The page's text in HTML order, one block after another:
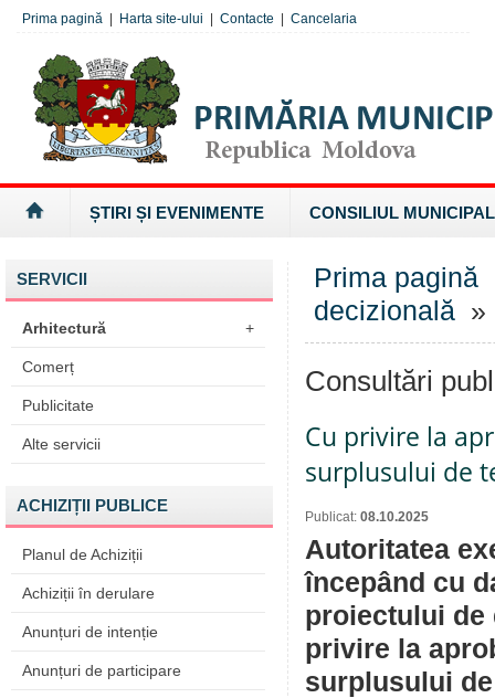
Prima pagină Harta site-ului Contacte Cancelaria
ȘTIRI ȘI EVENIMENTE CONSILIUL MUNICIPAL
SERVICII
Arhitectură +
Comerț
Publicitate
Alte servicii
ACHIZIȚII PUBLICE
Planul de Achiziții
Achiziții în derulare
Anunțuri de intenție
Anunțuri de participare
Prima pagină
decizională »
Consultări
Cu privire la
surplusului de
Publicat: 08.10.2025
Autoritatea
începând cu
proiectului de
privire la
surplusului